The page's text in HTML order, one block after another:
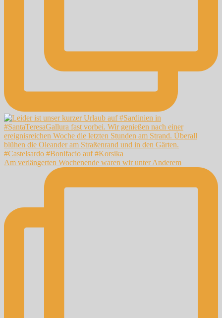
Am verlängerten Wochenende waren wir unter Anderem